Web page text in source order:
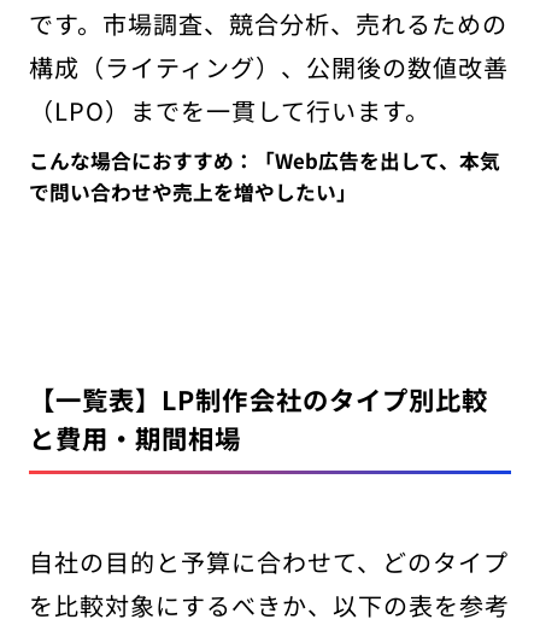
です。市場調査、競合分析、売れるための
構成（ライティング）、公開後の数値改善
（LPO）までを一貫して行います。
こんな場合におすすめ：「Web広告を出して、本気
で問い合わせや売上を増やしたい」
【一覧表】LP制作会社のタイプ別比較
と費用・期間相場
自社の目的と予算に合わせて、どのタイプ
を比較対象にするべきか、以下の表を参考